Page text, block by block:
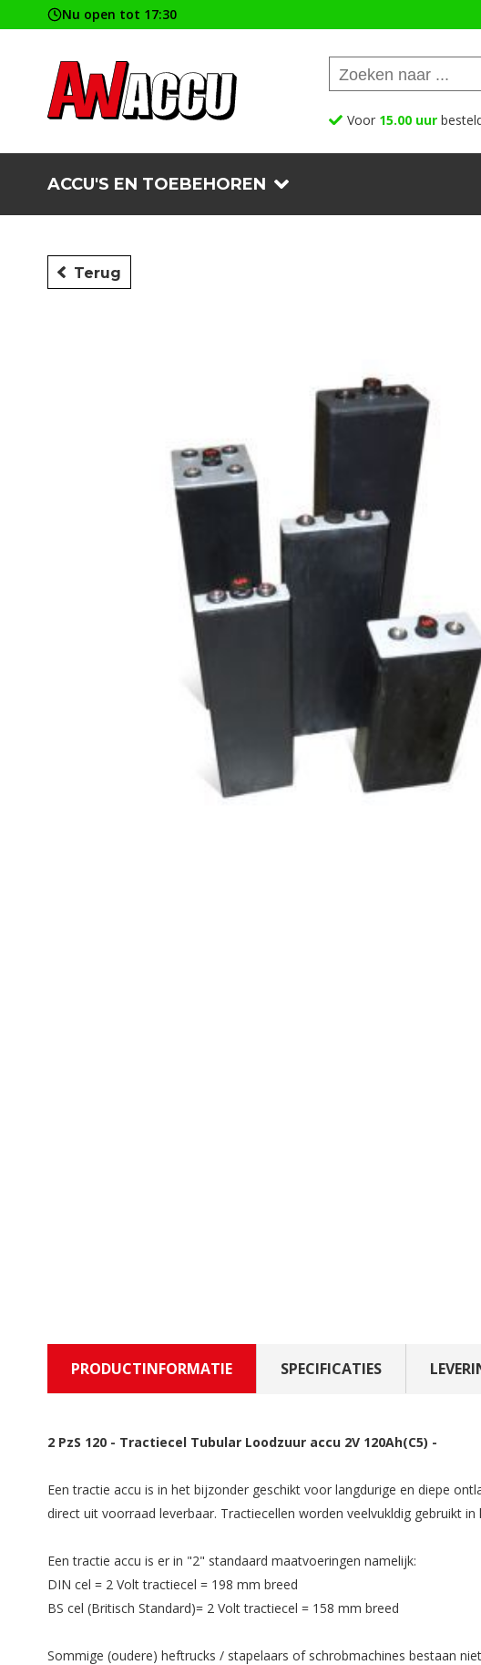
Nu open tot 17:30
Voor 15.00 uur
ACCU'S EN TOEBEHOREN
Terug
PRODUCTINFORMATIE
2 PzS 120 - Tractiecel Tubular Loodzuur accu 2V 120Ah(C5) -
Een tractie accu is in het bijzonder geschikt voor langdurige en diepe
direct uit voorraad leverbaar. Tractiecellen worden veelvukldig gebruikt
Een tractie accu is er in "2" standaard maatvoeringen namelijk:
DIN cel = 2 Volt tractiecel = 198 mm breed
BS cel (Britisch Standard)= 2 Volt tractiecel = 158 mm breed
Sommige (oudere) heftrucks / stapelaars of schrobmachines bestaan
SPECIFICATIES